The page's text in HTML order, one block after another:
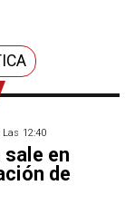
Las 12:40
en
de